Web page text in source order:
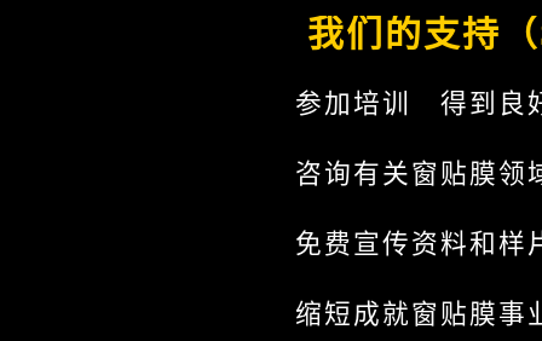
我们的支持
参加培训 得到良
咨询有关窗贴膜领
免费宣传资料和样
缩短成就窗贴膜事